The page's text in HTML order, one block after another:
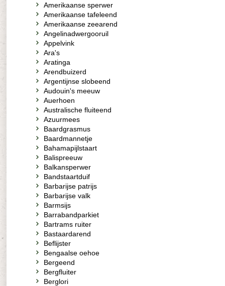
Amerikaanse sperwer
Amerikaanse tafeleend
Amerikaanse zeearend
Angelinadwergooruil
Appelvink
Ara's
Aratinga
Arendbuizerd
Argentijnse slobeend
Audouin's meeuw
Auerhoen
Australische fluiteend
Azuurmees
Baardgrasmus
Baardmannetje
Bahamapijlstaart
Balispreeuw
Balkansperwer
Bandstaartduif
Barbarijse patrijs
Barbarijse valk
Barmsijs
Barrabandparkiet
Bartrams ruiter
Bastaardarend
Beflijster
Bengaalse oehoe
Bergeend
Bergfluiter
Berglori